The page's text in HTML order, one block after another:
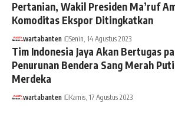
Pertanian, Wakil Presiden Ma’ruf
Komoditas Ekspor Ditingkatkan
wartabanten Senin, 14 Agustus 2023
Tim Indonesia Jaya Akan Bertugas
Penurunan Bendera Sang Merah
Merdeka
wartabanten Kamis, 17 Agustus 2023